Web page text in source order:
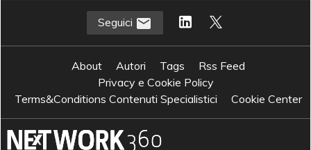
Seguici
About Autori Tags
Rss Feed
Privacy e Cookie Policy
Terms&Conditions Contenuti Specialistici
Cookie Center